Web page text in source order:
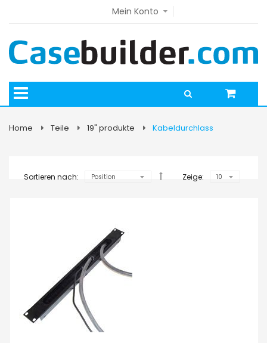
Mein Konto
Home Teile 19" produkte Kabeldurchlass
Sortieren nach: Zeige: